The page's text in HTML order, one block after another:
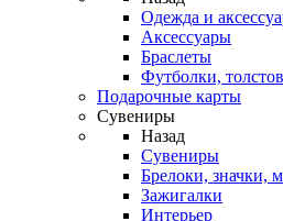
Одежда и
Аксессуары
Браслеты
Футболки,
Подарочные карты
Сувениры
Назад
Сувениры
Брелоки, значки,
Зажигалки
Интерьер